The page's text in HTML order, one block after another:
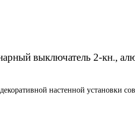
выключатель 2-кн.,
настенной установки